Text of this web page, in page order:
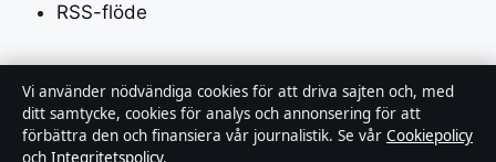
RSS-flöde
Förtroende & standarder
Källor & standarder
Vi använder nödvändiga cookies för att driva sajten och, med
ditt samtycke, cookies för analys och annonsering för att
förbättra den och finansiera vår journalistik. Se vår Cookiepolicy
och Integritetspolicy.